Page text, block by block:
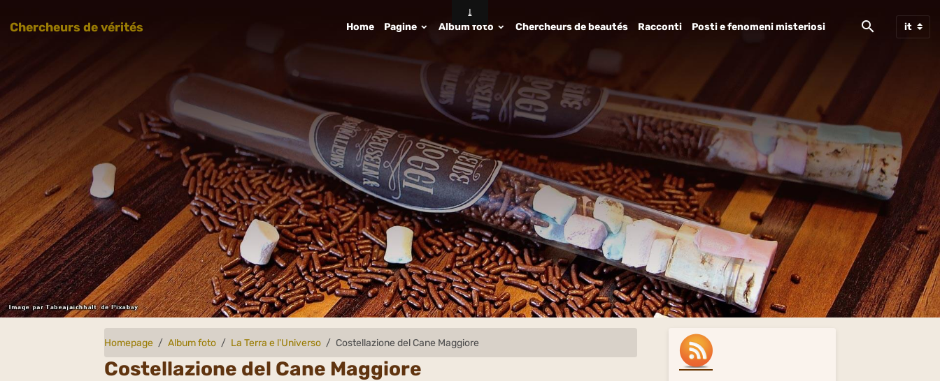
Chercheurs de vérités Home Pagine Album foto Chercheurs de beautés Racconti Posti e fenomeni misteriosi
Homepage Album foto La Terra e l'Universo Costellazione del Cane Maggiore
Costellazione del Cane Maggiore